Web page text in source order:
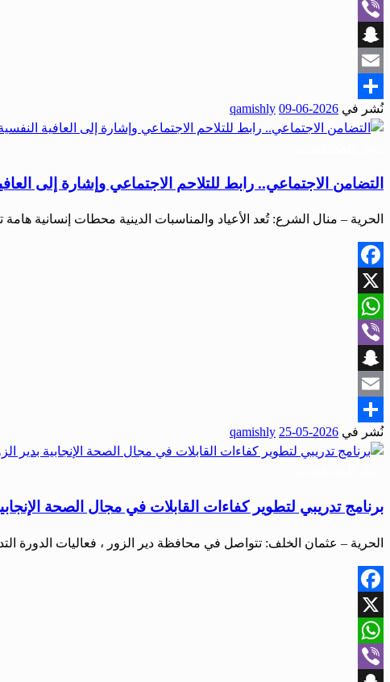
WhatsApp
Viber
Snapchat
Email
Share
نُشر في 2026-06-09
qamishly
التضامن الاجتماعي.. رابط للتلاحم الاجتماعي وإشارة إلى
الحرية – منال الشرع: تُعد الأعياد والمناسبات الدينية محطات إنسانية
Facebook
X
WhatsApp
Viber
Snapchat
Email
Share
نُشر في 2026-05-25
qamishly
برنامج تدريبي لتطوير كفاءات القابلات في مجال الصحة
الحرية – عثمان الخلف: تتواصل في محافظة دير الزور ، فعاليات الدورة
Facebook
X
WhatsApp